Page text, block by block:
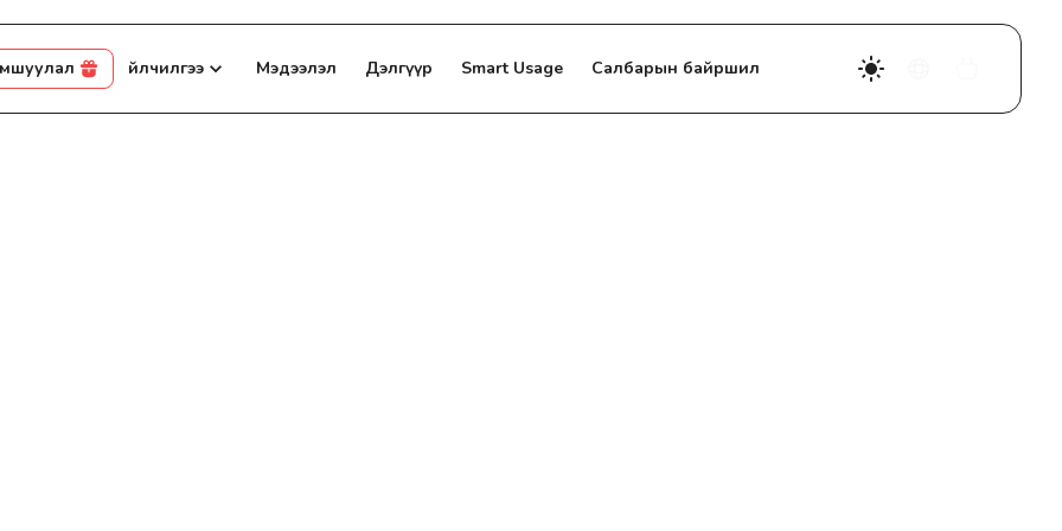
Үйлчилгээ Мэдээлэл Дэлгүүр Smart Usage Салбарын байршил